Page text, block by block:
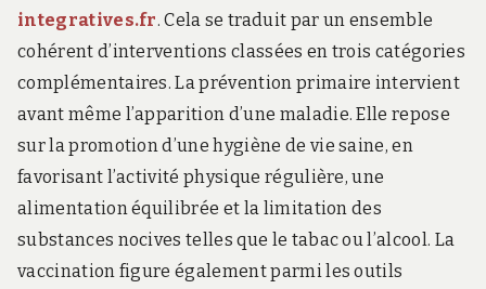
integratives.fr. Cela se traduit par un ensemble
cohérent d’interventions classées en trois catégories
complémentaires. La prévention primaire intervient
avant même l’apparition d’une maladie. Elle repose
sur la promotion d’une hygiène de vie saine, en
favorisant l’activité physique régulière, une
alimentation équilibrée et la limitation des
substances nocives telles que le tabac ou l’alcool. La
vaccination figure également parmi les outils